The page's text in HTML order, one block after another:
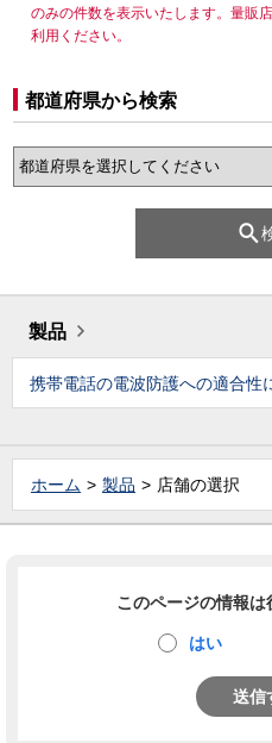
のみの件数を表示いたします。量販
利用ください。
都道府県から検索
製品
携帯電話の電波防護への適合性
ホーム 製品 店舗の選択
このページの情報は
はい
送信